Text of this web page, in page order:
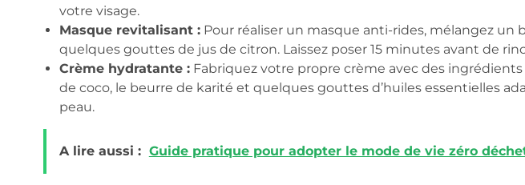
votre visage.
Masque revitalisant :Pour réaliser un masque anti-rides, mélangez un
quelques gouttes de jus de citron. Laissez poser 15 minutes avant de
Crème hydratante :Fabriquez votre propre crème avec des ingrédients
de coco, le beurre de karité et quelques gouttes d’huiles essentielles
peau.
A lire aussi : Guide pratique pour adopter le mode de vie zéro